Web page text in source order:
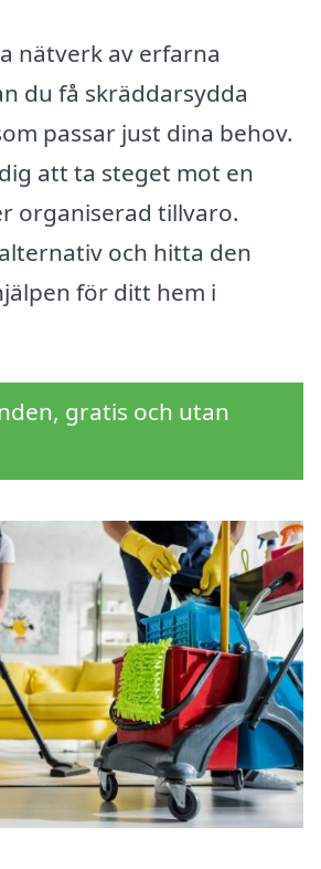
nätverk av erfarna
du få skräddarsydda
passar just dina behov.
att ta steget mot en
organiserad tillvaro.
och hitta den
för ditt hem i
gratis och utan